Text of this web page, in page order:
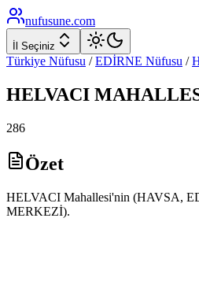
nufusune.com
İl Seçiniz
Türkiye Nüfusu / EDİRNE Nüfusu /
HELVACI
286
Özet
HELVACI Mahallesi'nin (HAVSA,
MERKEZİ).